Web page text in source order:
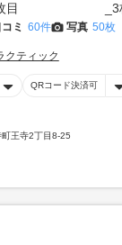
ミ 60件 写真 50枚
クティック
QRコード決済可
王寺2丁目8-25